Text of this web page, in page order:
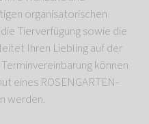
organisatorischen
Tierverfügung sowie die
Ihren Liebling auf der
können
eines ROSENGARTEN-
werden.